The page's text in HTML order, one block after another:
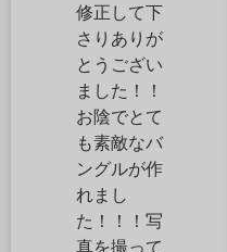
修正して下
さりありが
とうござい
ました！！
お陰でとて
も素敵なバ
ングルが作
れまし
た！！！写
真を撮って